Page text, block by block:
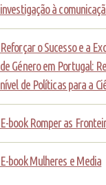
investigação à
Reforçar o Sucesso e a
de Género em Portugal:
nível de Políticas para a
E-book Romper as
E-book Mulheres e Media